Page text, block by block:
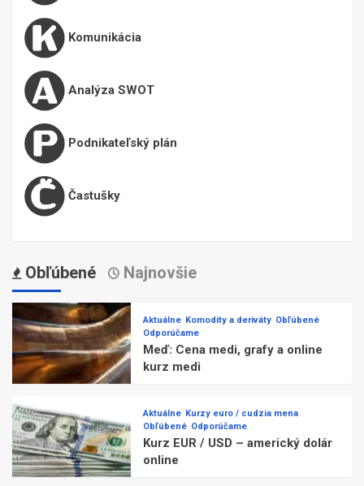
Komunikácia
Analýza SWOT
Podnikateľský plán
Častušky
Obľúbené Najnovšie
Aktuálne Komodity a deriváty Obľúbené
Odporúčame
Meď: Cena medi, grafy a online
kurz medi
Aktuálne Kurzy euro / cudzia mena
Obľúbené Odporúčame
Kurz EUR / USD – americký dolár
online